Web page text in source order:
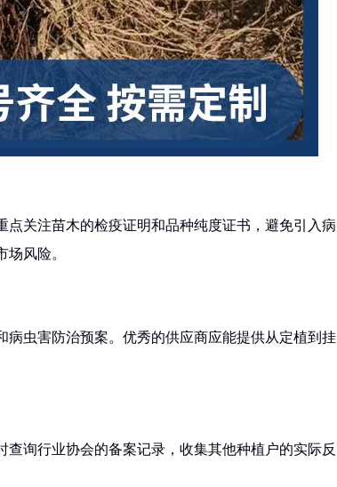
关注苗木的检疫证明和品种纯度证书，避免引入病
风险。
虫害防治预案。优秀的供应商应能提供从定植到挂
询行业协会的备案记录，收集其他种植户的实际反